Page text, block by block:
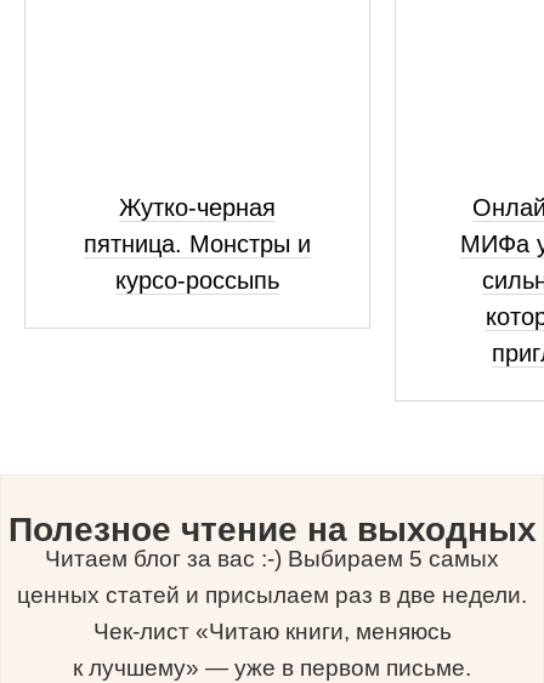
Жутко-черная
пятница. Монстры и
курсо-россыпь
МИФа
Полезное чтение на выходных
Читаем блог за вас :-) Выбираем 5 самых
ценных статей и присылаем раз в две недели.
Чек-лист «Читаю книги, меняюсь
к лучшему» — уже в первом письме.